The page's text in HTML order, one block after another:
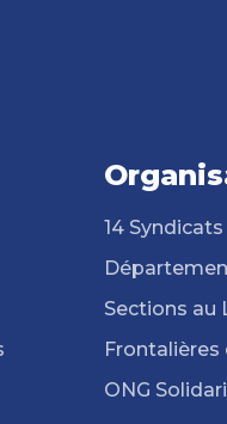
14
Sections au
ONG